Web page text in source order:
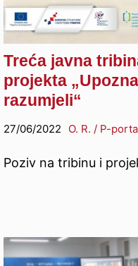
Treća javna
projekta
razumjeli“
27/06/2022 O. R. / P-
Poziv na tribinu i